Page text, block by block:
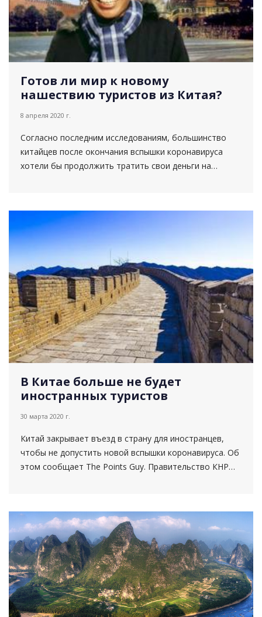
Готов ли мир к новому
нашествию туристов из Китая?
8 апреля 2020 г.
Согласно последним исследованиям, большинство
китайцев после окончания вспышки коронавируса
хотели бы продолжить тратить свои деньги на
В Китае больше не будет
иностранных туристов
30 марта 2020 г.
Китай закрывает въезд в страну для иностранцев,
чтобы не допустить новой вспышки коронавируса. Об
этом сообщает The Points Guy. Правительство КНР